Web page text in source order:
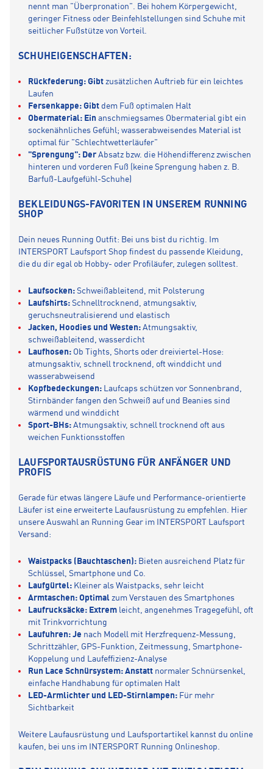
nennt man "Überpronation". Bei hohem Körpergewicht,
geringer Fitness oder Beinfehlstellungen sind Schuhe mit
seitlicher Fußstütze von Vorteil.
SCHUHEIGENSCHAFTEN:
Rückfederung: Gibt zusätzlichen Auftrieb für ein leichtes
Laufen
Fersenkappe: Gibt dem Fuß optimalen Halt
Obermaterial: Ein anschmiegsames Obermaterial gibt ein
sockenähnliches Gefühl; wasserabweisendes Material ist
optimal für "Schlechtwetterläufer"
"Sprengung": DerAbsatz bzw. die Höhendifferenz zwischen
hinteren und vorderen Fuß (keine Sprengung haben z. B.
Barfuß-Laufgefühl-Schuhe)
BEKLEIDUNGS-FAVORITEN IN UNSEREM RUNNING
SHOP
Dein neues Running Outfit: Bei uns bist du richtig. Im
INTERSPORT Laufsport Shop findest du passende Kleidung,
die du dir egal ob Hobby- oder Profiläufer, zulegen solltest.
Laufsocken: Schweißableitend, mit Polsterung
Laufshirts: Schnelltrocknend, atmungsaktiv,
geruchsneutralisierend und elastisch
Jacken, Hoodies und Westen: Atmungsaktiv,
schweißableitend, wasserdicht
Laufhosen: Ob Tights, Shorts oder dreiviertel-Hose:
atmungsaktiv, schnell trocknend, oft winddicht und
wasserabweisend
Kopfbedeckungen: Laufcaps schützen vor Sonnenbrand,
Stirnbänder fangen den Schweiß auf und Beanies sind
wärmend und winddicht
Sport-BHs: Atmungsaktiv, schnell trocknend oft aus
weichen Funktionsstoffen
LAUFSPORTAUSRÜSTUNG FÜR ANFÄNGER UND
PROFIS
Gerade für etwas längere Läufe und Performance-orientierte
Läufer ist eine erweiterte Laufausrüstung zu empfehlen. Hier
unsere Auswahl an Running Gear im INTERSPORT Laufsport
Versand:
Waistpacks (Bauchtaschen): Bieten ausreichend Platz für
Schlüssel, Smartphone und Co.
Laufgürtel: Kleiner als Waistpacks, sehr leicht
Armtaschen: Optimal zum Verstauen des Smartphones
Laufrucksäcke: Extrem leicht, angenehmes Tragegefühl, oft
mit Trinkvorrichtung
Laufuhren: Je nach Modell mit Herzfrequenz-Messung,
Schrittzähler, GPS-Funktion, Zeitmessung, Smartphone-
Koppelung und Laufeffizienz-Analyse
Run Lace Schnürsystem: Anstatt normaler Schnürsenkel,
einfache Handhabung für optimalen Halt
LED-Armlichter und LED-Stirnlampen: Für mehr
Sichtbarkeit
Weitere Laufausrüstung und Laufsportartikel kannst du online
kaufen, bei uns im INTERSPORT Running Onlineshop.